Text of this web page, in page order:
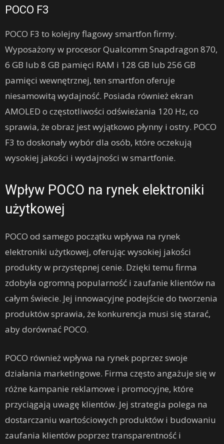
POCO F3
POCO F3 to kolejny flagowy smartfon firmy.
Wyposażony w procesor Qualcomm Snapdragon 870,
6 GB lub 8 GB pamięci RAM i 128 GB lub 256 GB
pamięci wewnętrznej, ten smartfon oferuje
niesamowitą wydajność. Posiada również ekran
AMOLED o częstotliwości odświeżania 120 Hz, co
sprawia, że obraz jest wyjątkowo płynny i ostry. POCO
F3 to doskonały wybór dla osób, które oczekują
wysokiej jakości i wydajności w smartfonie.
Wpływ POCO na rynek elektroniki
użytkowej
POCO od samego początku wpływa na rynek
elektroniki użytkowej, oferując wysokiej jakości
produkty w przystępnej cenie. Dzięki temu firma
zdobyła ogromną popularność i zaufanie klientów na
całym świecie. Jej innowacyjne podejście do tworzenia
produktów sprawia, że konkurencja musi się starać,
aby dorównać POCO.
POCO również wpływa na rynek poprzez swoje
działania marketingowe. Firma często angażuje się w
różne kampanie reklamowe i promocyjne, które
przyciągają uwagę klientów. Jej strategia polega na
dostarczaniu wartościowych produktów i budowaniu
zaufania klientów poprzez transparentność i